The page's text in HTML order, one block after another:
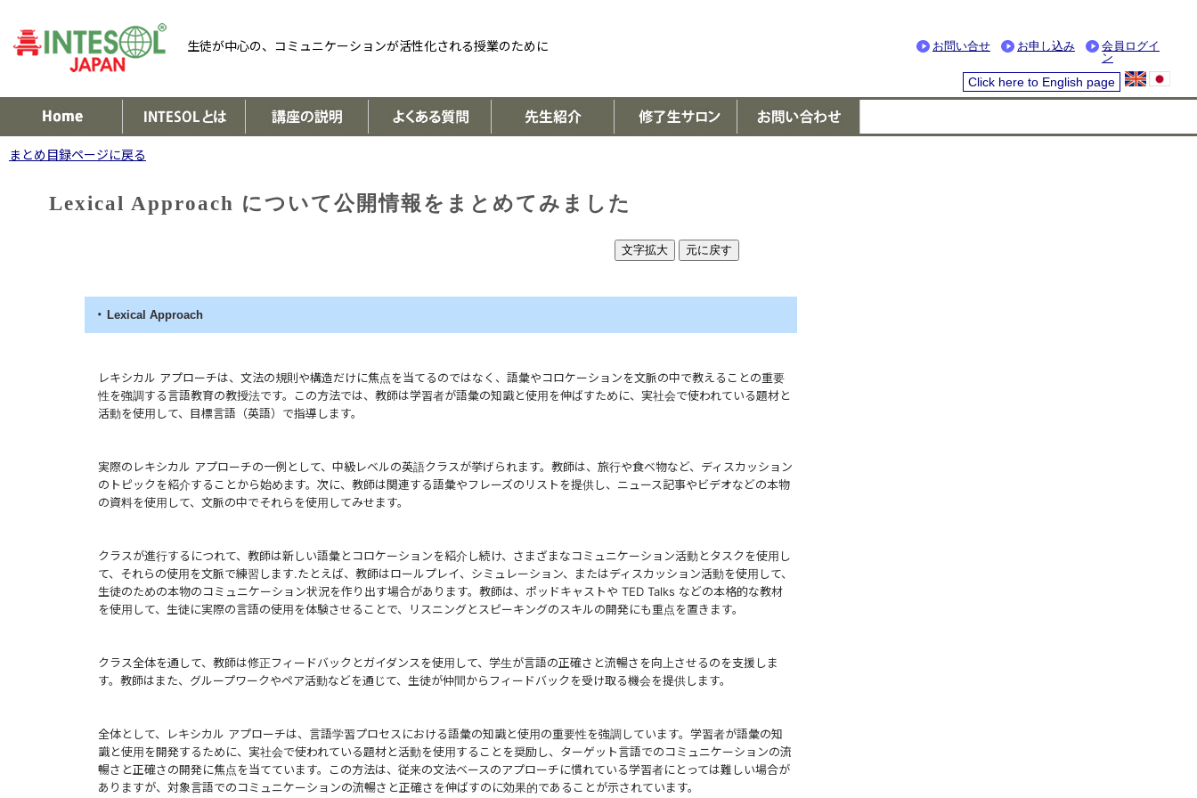
生徒が中心の、コミュニケーションが活性化される授業のために お問い合せ お申し込み
会員ログイ
ン
Click here to English page
まとめ目録ページに戻る
Lexical Approach について公開情報をまとめてみました
文字拡大 元に戻す
・ Lexical Approach
レキシカル アプローチは、文法の規則や構造だけに焦点を当てるのではなく、語彙やコロケーションを文脈の中で教えることの重要
性を強調する言語教育の教授法です。この方法では、教師は学習者が語彙の知識と使用を伸ばすために、実社会で使われている題材と
活動を使用して、目標言語（英語）で指導します。
実際のレキシカル アプローチの一例として、中級レベルの英語クラスが挙げられます。教師は、旅行や食べ物など、ディスカッション
のトピックを紹介することから始めます。次に、教師は関連する語彙やフレーズのリストを提供し、ニュース記事やビデオなどの本物
の資料を使用して、文脈の中でそれらを使用してみせます。
クラスが進行するにつれて、教師は新しい語彙とコロケーションを紹介し続け、さまざまなコミュニケーション活動とタスクを使用し
て、それらの使用を文脈で練習します.たとえば、教師はロールプレイ、シミュレーション、またはディスカッション活動を使用して、
生徒のための本物のコミュニケーション状況を作り出す場合があります。教師は、ポッドキャストや TED Talks などの本格的な教材
を使用して、生徒に実際の言語の使用を体験させることで、リスニングとスピーキングのスキルの開発にも重点を置きます。
クラス全体を通して、教師は修正フィードバックとガイダンスを使用して、学生が言語の正確さと流暢さを向上させるのを支援しま
す。教師はまた、グループワークやペア活動などを通じて、生徒が仲間からフィードバックを受け取る機会を提供します。
全体として、レキシカル アプローチは、言語学習プロセスにおける語彙の知識と使用の重要性を強調しています。学習者が語彙の知
識と使用を開発するために、実社会で使われている題材と活動を使用することを奨励し、ターゲット言語でのコミュニケーションの流
暢さと正確さの開発に焦点を当てています。この方法は、従来の文法ベースのアプローチに慣れている学習者にとっては難しい場合が
ありますが、対象言語でのコミュニケーションの流暢さと正確さを伸ばすのに効果的であることが示されています。